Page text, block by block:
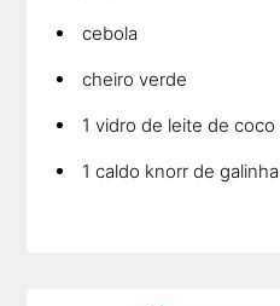
cebola
cheiro verde
1 vidro de leite de coco
1 caldo knorr de galinha